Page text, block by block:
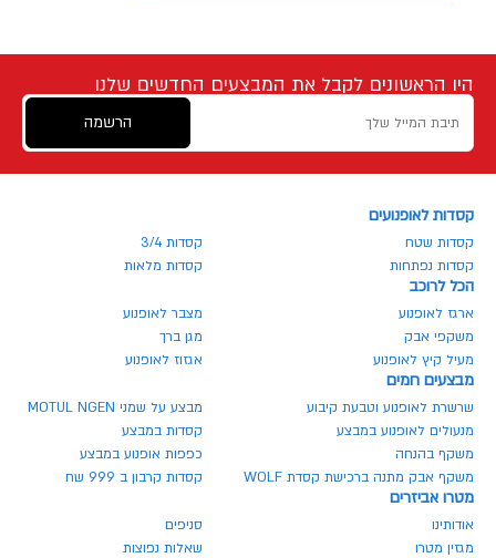
היו הראשונים לקבל את המבצעים החדשים שלנו
הרשמה
קסדות לאופנועים
קסדות שטח
קסדות 3/4
קסדות נפתחות
קסדות מלאות
הכל לרוכב
ארגז לאופנוע
מצבר לאופנוע
משקפי אבק
מגן ברך
מעיל קיץ לאופנוע
אגזוז לאופנוע
מבצעים חמים
שרשרת לאופנוע וטבעת קיבוע
מבצע על שמני MOTUL NGEN
מנעולים לאופנוע במבצע
קסדות במבצע
משקף בהנחה
כפפות אופנוע במבצע
משקף אבק מתנה ברכישת קסדת WOLF
קסדות קרבון ב 999 שח
מטרו אביזרים
אודותינו
סניפים
מגזין מטרו
שאלות נפוצות